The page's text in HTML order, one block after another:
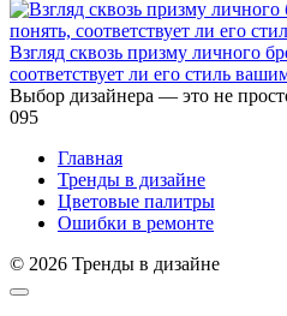
Взгляд сквозь призму личного
соответствует ли его стиль
Выбор дизайнера — это не
095
Главная
Тренды в дизайне
Цветовые палитры
Ошибки в ремонте
© 2026 Тренды в дизайне